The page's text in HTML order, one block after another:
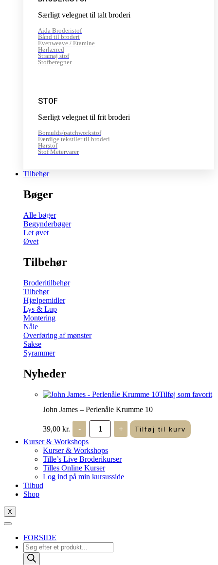
Særligt velegnet til talt broderi
Aida Broderistof
Bånd til broderi
Evenweave / Etamine
Hørlærred
Stramaj stof
Stofberegner
STOF
Særligt velegnet til frit broderi
Bomulds/patchworkstof
Færdige tekstiler til broderi
Hørstof
Stof Metervarer
Tilbehør
Bøger
Alle bøger
Begynderbøger
Let øvet
Øvet
Tilbehør
Broderitilbehør
Tilbehør
Hjælpemidler
Lys & Lup
Montering
Nåle
Overføring af mønster
Sakse
Syrammer
Nyheder
Tilføj som favorit
John James – Perlenåle Krumme 10
39,00 kr. -
John
James
-
Perlenåle
Krumme
10
antal
+ Tilføj til kurv
Kurser & Workshops
Kurser & Workshops
Tille’s Live Broderikurser
Tilles Online Kurser
Log ind på min kursusside
Tilbud
Shop
X
FORSIDE
Products
search